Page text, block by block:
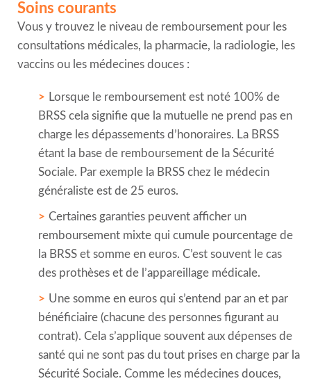
Soins courants
Vous y trouvez le niveau de remboursement pour les
consultations médicales, la pharmacie, la radiologie, les
vaccins ou les médecines douces :
Lorsque le remboursement est noté 100% de
BRSS cela signifie que la mutuelle ne prend pas en
charge les dépassements d’honoraires. La BRSS
étant la base de remboursement de la Sécurité
Sociale. Par exemple la BRSS chez le médecin
généraliste est de 25 euros.
Certaines garanties peuvent afficher un
remboursement mixte qui cumule pourcentage de
la BRSS et somme en euros. C’est souvent le cas
des prothèses et de l’appareillage médicale.
Une somme en euros qui s’entend par an et par
bénéficiaire (chacune des personnes figurant au
contrat). Cela s’applique souvent aux dépenses de
santé qui ne sont pas du tout prises en charge par la
Sécurité Sociale. Comme les médecines douces,